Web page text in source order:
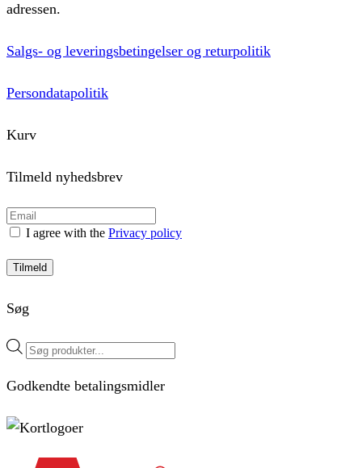
adressen.
Salgs- og leveringsbetingelser og returpolitik
Persondatapolitik
Kurv
Tilmeld nyhedsbrev
I agree with the Privacy policy
Tilmeld
Søg
Products
search
Godkendte betalingsmidler